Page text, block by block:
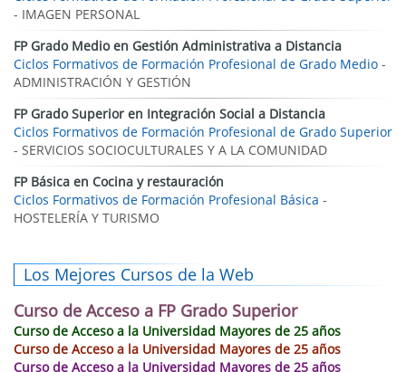
- IMAGEN PERSONAL
FP Grado Medio en Gestión Administrativa a Distancia
Ciclos Formativos de Formación Profesional de Grado Medio -
ADMINISTRACIÓN Y GESTIÓN
FP Grado Superior en Integración Social a Distancia
Ciclos Formativos de Formación Profesional de Grado Superior
- SERVICIOS SOCIOCULTURALES Y A LA COMUNIDAD
FP Básica en Cocina y restauración
Ciclos Formativos de Formación Profesional Básica -
HOSTELERÍA Y TURISMO
Los Mejores Cursos de la Web
Curso de Acceso a FP Grado Superior
Curso de Acceso a la Universidad Mayores de 25 años
Curso de Acceso a la Universidad Mayores de 25 años
Curso de Acceso a la Universidad Mayores de 25 años